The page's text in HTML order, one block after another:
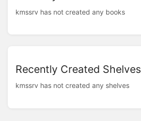
kmssrv has not created any books
Recently Created Shelves
kmssrv has not created any shelves